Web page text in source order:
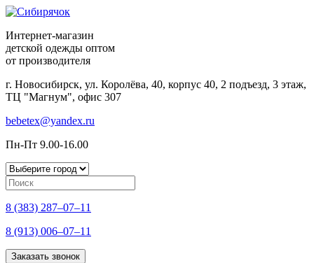
Интернет-магазин
детской одежды оптом
от производителя
г. Новосибирск, ул. Королёва, 40, корпус 40, 2 подъезд, 3 этаж,
ТЦ "Магнум", офис 307
bebetex@yandex.ru
Пн-Пт 9.00-16.00
8 (383) 287–07–11
8 (913) 006–07–11
Заказать звонок